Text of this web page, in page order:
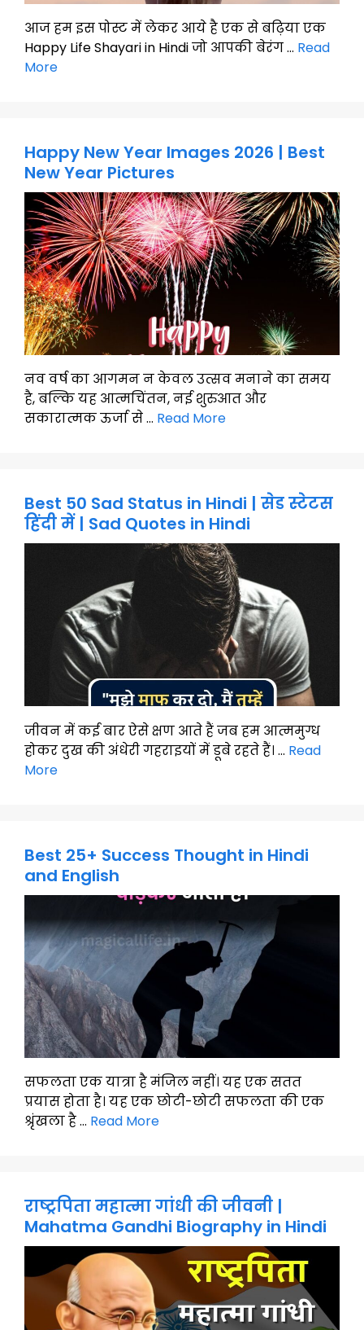
आज हम इस पोस्ट में लेकर आये है एक से बढ़िया एक
Happy Life Shayari in Hindi जो आपकी बेरंग … Read
More
Happy New Year Images 2026 | Best
New Year Pictures
नव वर्ष का आगमन न केवल उत्सव मनाने का समय
है, बल्कि यह आत्मचिंतन, नई शुरुआत और
सकारात्मक ऊर्जा से … Read More
Best 50 Sad Status in Hindi | सेड स्टेटस
हिंदी में | Sad Quotes in Hindi
जीवन में कई बार ऐसे क्षण आते हैं जब हम आत्ममुग्ध
होकर दुख की अंधेरी गहराइयों में डूबे रहते हैं। … Read
More
Best 25+ Success Thought in Hindi
and English
सफलता एक यात्रा है मंजिल नहीं। यह एक सतत
प्रयास होता है। यह एक छोटी-छोटी सफलता की एक
श्रृंखला है … Read More
राष्ट्रपिता महात्मा गांधी की जीवनी |
Mahatma Gandhi Biography in Hindi